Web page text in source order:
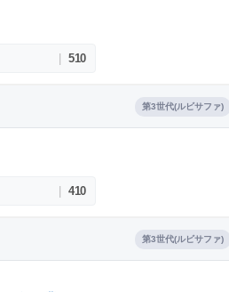
510
第3世代(ルビサファ)
410
第3世代(ルビサファ)